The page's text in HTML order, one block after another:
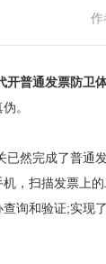
开普通发票防卫
。
完成了普通
，扫描发票上
查询和验证;实现了